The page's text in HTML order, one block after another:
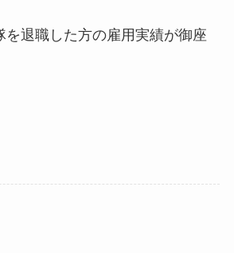
を退職した方の雇用実績が御座